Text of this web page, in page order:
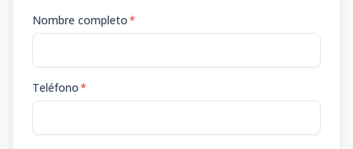
Nombre completo*
Teléfono*